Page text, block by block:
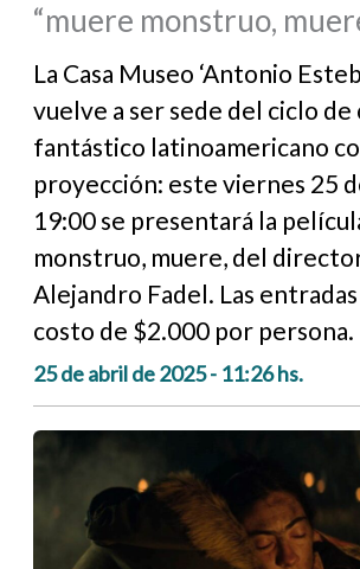
“muere monstruo,
La Casa Museo ‘Antonio
vuelve a ser sede del ciclo de
fantástico latinoamericano
proyección: este viernes 25
19:00 se presentará la
monstruo, muere, del
Alejandro Fadel. Las
costo de $2.000 por persona.
25 de abril de 2025 - 11:26 hs.